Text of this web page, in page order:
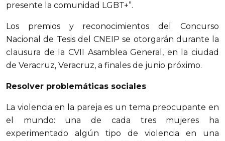
presente la comunidad LGBT+”.
Los premios y reconocimientos del Concurso
Nacional de Tesis del CNEIP se otorgarán durante la
clausura de la CVII Asamblea General, en la ciudad
de Veracruz, Veracruz, a finales de junio próximo.
Resolver problemáticas sociales
La violencia en la pareja es un tema preocupante en
el mundo: una de cada tres mujeres ha
experimentado algún tipo de violencia en una